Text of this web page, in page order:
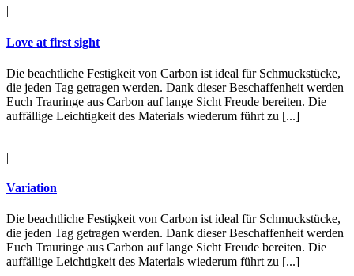
|
Love at first sight
Die beachtliche Festigkeit von Carbon ist ideal für Schmuckstücke,
die jeden Tag getragen werden. Dank dieser Beschaffenheit werden
Euch Trauringe aus Carbon auf lange Sicht Freude bereiten. Die
auffällige Leichtigkeit des Materials wiederum führt zu [...]
|
Variation
Die beachtliche Festigkeit von Carbon ist ideal für Schmuckstücke,
die jeden Tag getragen werden. Dank dieser Beschaffenheit werden
Euch Trauringe aus Carbon auf lange Sicht Freude bereiten. Die
auffällige Leichtigkeit des Materials wiederum führt zu [...]